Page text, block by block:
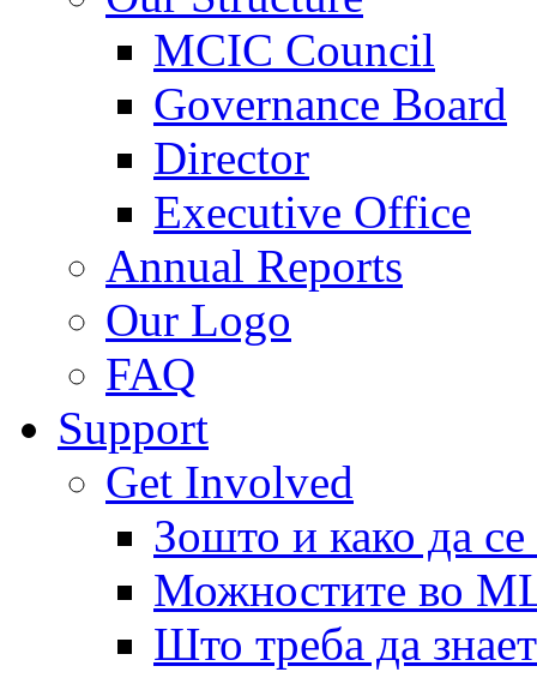
MCIC Council
Governance Board
Director
Executive Office
Annual Reports
Our Logo
FAQ
Support
Get Involved
Зошто и како да
Можностите во
Што треба да